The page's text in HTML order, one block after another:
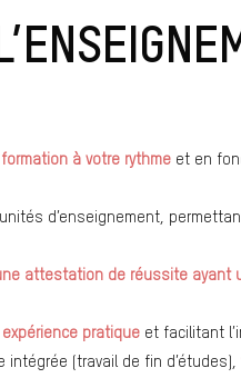
à votre rythme et en
d’enseignement,
attestation de réussite ayant
pratique et facilitant
intégrée (travail de fin d’études),